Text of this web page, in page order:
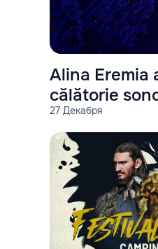
27 Декабря
Alina Eremia
călătorie
ideale